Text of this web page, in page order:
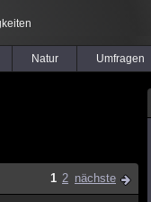
Natur Umfragen
1 2 nächste